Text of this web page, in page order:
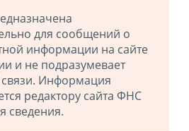
для сообщений о
информации на сайте
и не подразумевает
Информация
редактору сайта ФНС
сведения.